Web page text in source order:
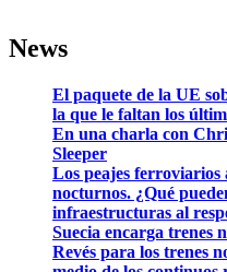
News
El paquete de la UE
la que le faltan los
En una charla con
Sleeper
Los peajes ferroviarios
nocturnos. ¿Qué
infraestructuras al
Suecia encarga trenes
Revés para los trenes